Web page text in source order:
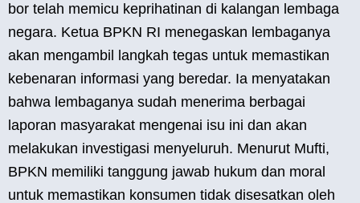
bor telah memicu keprihatinan di kalangan lembaga
negara. Ketua BPKN RI menegaskan lembaganya
akan mengambil langkah tegas untuk memastikan
kebenaran informasi yang beredar. Ia menyatakan
bahwa lembaganya sudah menerima berbagai
laporan masyarakat mengenai isu ini dan akan
melakukan investigasi menyeluruh. Menurut Mufti,
BPKN memiliki tanggung jawab hukum dan moral
untuk memastikan konsumen tidak disesatkan oleh